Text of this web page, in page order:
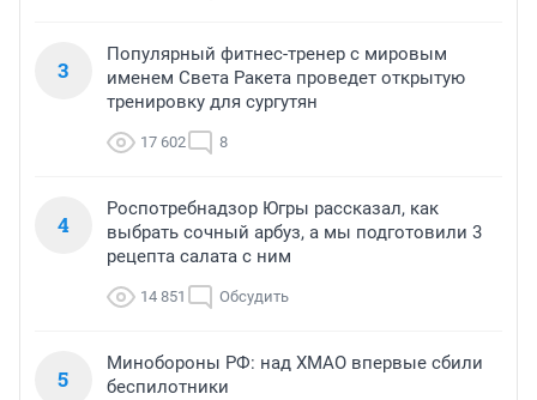
3
Популярный фитнес-тренер с мировым
именем Света Ракета проведет открытую
тренировку для сургутян
17 602 8
4
Роспотребнадзор Югры рассказал, как
выбрать сочный арбуз, а мы подготовили 3
рецепта салата с ним
14 851 Обсудить
5
Минобороны РФ: над ХМАО впервые сбили
беспилотники